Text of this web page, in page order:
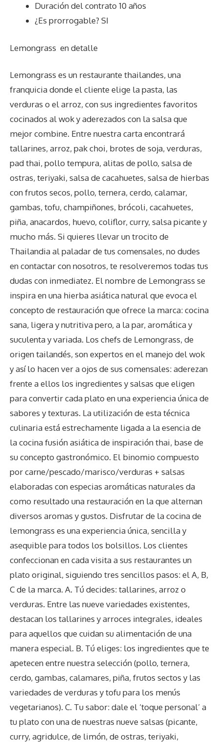
Duración del contrato 10 años
¿Es prorrogable? SI
Lemongrass en detalle
Lemongrass es un restaurante thailandes, una
franquicia donde el cliente elige la pasta, las
verduras o el arroz, con sus ingredientes favoritos
cocinados al wok y aderezados con la salsa que
mejor combine. Entre nuestra carta encontrará
tallarines, arroz, pak choi, brotes de soja, verduras,
pad thai, pollo tempura, alitas de pollo, salsa de
ostras, teriyaki, salsa de cacahuetes, salsa de hierbas
con frutos secos, pollo, ternera, cerdo, calamar,
gambas, tofu, champiñones, brócoli, cacahuetes,
piña, anacardos, huevo, coliflor, curry, salsa picante y
mucho más. Si quieres llevar un trocito de
Thailandia al paladar de tus comensales, no dudes
en contactar con nosotros, te resolveremos todas tus
dudas con inmediatez. El nombre de Lemongrass se
inspira en una hierba asiática natural que evoca el
concepto de restauración que ofrece la marca: cocina
sana, ligera y nutritiva pero, a la par, aromática y
suculenta y variada. Los chefs de Lemongrass, de
origen tailandés, son expertos en el manejo del wok
y así lo hacen ver a ojos de sus comensales: aderezan
frente a ellos los ingredientes y salsas que eligen
para convertir cada plato en una experiencia única de
sabores y texturas. La utilización de esta técnica
culinaria está estrechamente ligada a la esencia de
la cocina fusión asiática de inspiración thai, base de
su concepto gastronómico. El binomio compuesto
por carne/pescado/marisco/verduras + salsas
elaboradas con especias aromáticas naturales da
como resultado una restauración en la que alternan
diversos aromas y gustos. Disfrutar de la cocina de
lemongrass es una experiencia única, sencilla y
asequible para todos los bolsillos. Los clientes
confeccionan en cada visita a sus restaurantes un
plato original, siguiendo tres sencillos pasos: el A, B,
C de la marca. A. Tú decides: tallarines, arroz o
verduras. Entre las nueve variedades existentes,
destacan los tallarines y arroces integrales, ideales
para aquellos que cuidan su alimentación de una
manera especial. B. Tú eliges: los ingredientes que te
apetecen entre nuestra selección (pollo, ternera,
cerdo, gambas, calamares, piña, frutos sectos y las
variedades de verduras y tofu para los menús
vegetarianos). C. Tu sabor: dale el ‘toque personal’ a
tu plato con una de nuestras nueve salsas (picante,
curry, agridulce, de limón, de ostras, teriyaki,